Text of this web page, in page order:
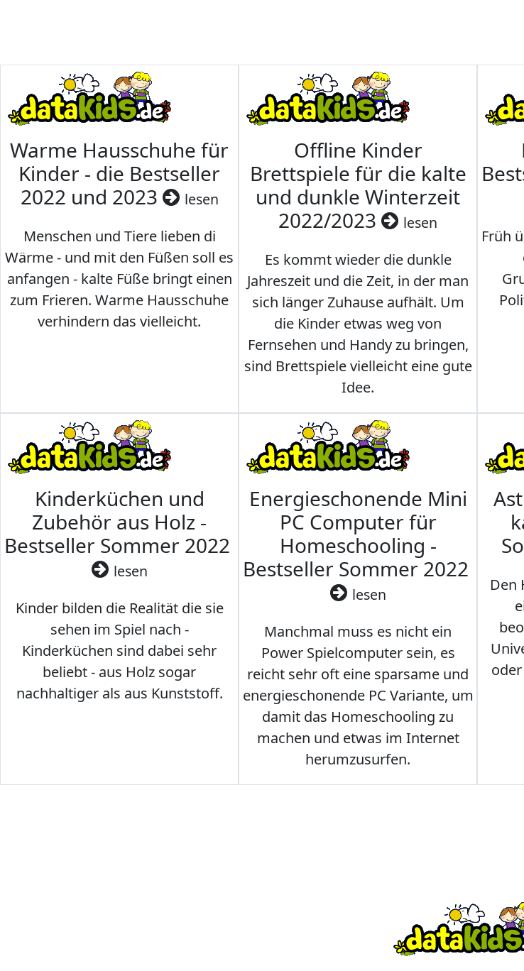
Warme Hausschuhe für
Kinder - die Bestseller
2022 und 2023
lesen
Menschen und Tiere lieben di
Wärme - und mit den Füßen soll es
anfangen - kalte Füße bringt einen
zum Frieren. Warme Hausschuhe
verhindern das vielleicht.
Offline Kinder
Brettspiele für die kalte
und dunkle Winterzeit
2022/2023
lesen
Es kommt wieder die dunkle
Jahreszeit und die Zeit, in der man
sich länger Zuhause aufhält. Um
die Kinder etwas weg von
Fernsehen und Handy zu bringen,
sind Brettspiele vielleicht eine gute
Idee.
Früh
Kinderküchen und
Zubehör aus Holz -
Bestseller Sommer 2022
lesen
Kinder bilden die Realität die sie
sehen im Spiel nach -
Kinderküchen sind dabei sehr
beliebt - aus Holz sogar
nachhaltiger als aus Kunststoff.
Energieschonende Mini
PC Computer für
Homeschooling -
Bestseller Sommer 2022
lesen
Manchmal muss es nicht ein
Power Spielcomputer sein, es
reicht sehr oft eine sparsame und
energieschonende PC Variante, um
damit das Homeschooling zu
machen und etwas im Internet
herumzusurfen.
Den